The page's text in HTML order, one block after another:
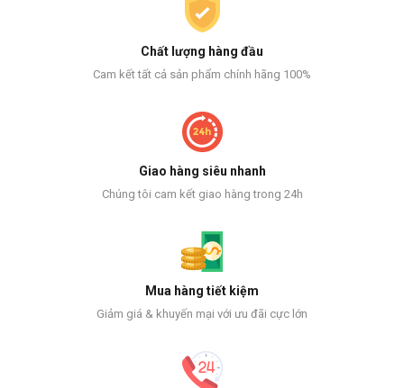
Chất lượng hàng đầu
Cam kết tất cả sản phẩm chính hãng 100%
Giao hàng siêu nhanh
Chúng tôi cam kết giao hàng trong 24h
Mua hàng tiết kiệm
Giảm giá & khuyến mại với ưu đãi cực lớn